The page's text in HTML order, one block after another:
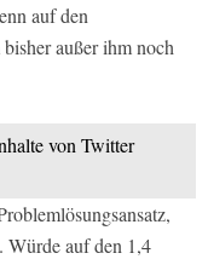
auf den
außer ihm noch
von Twitter
Würde auf den 1,4